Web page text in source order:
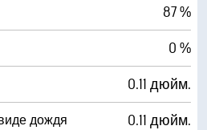
87 %
0 %
0.11 дюйм.
дождя 0.11 дюйм.